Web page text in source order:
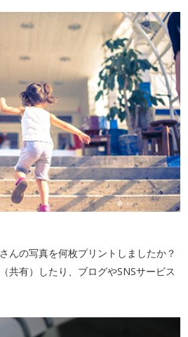
んの写真を何枚プリントしましたか？
共有）したり、ブログやSNSサービス